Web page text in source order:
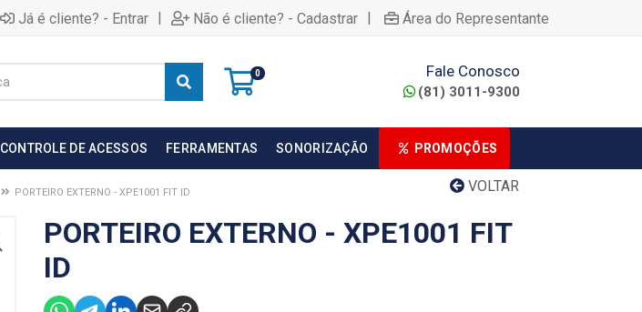
Já é cliente? - Entrar | Não é cliente? - Cadastrar | Área do Representante
0 Fale Conosco
(81) 3011-9300
CONTROLE DE ACESSOS FERRAMENTAS SONORIZAÇÃO PROMOÇÕES
VOLTAR
PORTEIRO EXTERNO - XPE1001 FIT ID
PORTEIRO EXTERNO - XPE1001 FIT
ID